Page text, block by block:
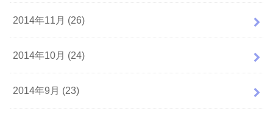
2014年11月 (26)
2014年10月 (24)
2014年9月 (23)